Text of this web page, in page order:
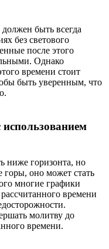
быть всегда
без светового
после этого
Однако
времени стоит
быть уверенным, что
ниже горизонта, но
горы, оно может стать
многие графики
времени
молитву до
времени.